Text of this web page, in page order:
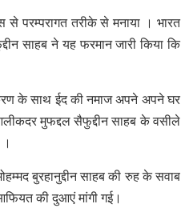
से परम्परागत तरीके से मनाया । भारत
साहब ने यह फरमान जारी किया कि
के साथ ईद की नमाज अपने अपने घर
मुफद्दल सैफुद्दीन साहब के वसीले
बुरहानुद्दीन साहब की रुह के सवाब
की दुआएं मांगी गई।